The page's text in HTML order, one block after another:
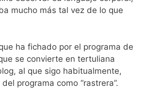
mucho más tal vez de lo que
ha fichado por el programa de
se convierte en tertuliana
al que sigo habitualmente,
programa como “rastrera”.